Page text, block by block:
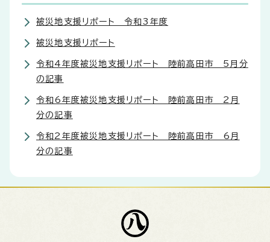
被災地支援リポート 令和3年度
被災地支援リポート
令和4年度被災地支援リポート 陸前高田市 5月分
の記事
令和6年度被災地支援リポート 陸前高田市 2月
分の記事
令和2年度被災地支援リポート 陸前高田市 6月
分の記事